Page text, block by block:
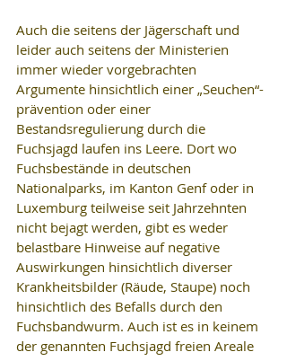
Auch die seitens der Jägerschaft und
leider auch seitens der Ministerien
immer wieder vorgebrachten
Argumente hinsichtlich einer „Seuchen“-
prävention oder einer
Bestandsregulierung durch die
Fuchsjagd laufen ins Leere. Dort wo
Fuchsbestände in deutschen
Nationalparks, im Kanton Genf oder in
Luxemburg teilweise seit Jahrzehnten
nicht bejagt werden, gibt es weder
belastbare Hinweise auf negative
Auswirkungen hinsichtlich diverser
Krankheitsbilder (Räude, Staupe) noch
hinsichtlich des Befalls durch den
Fuchsbandwurm. Auch ist es in keinem
der genannten Fuchsjagd freien Areale